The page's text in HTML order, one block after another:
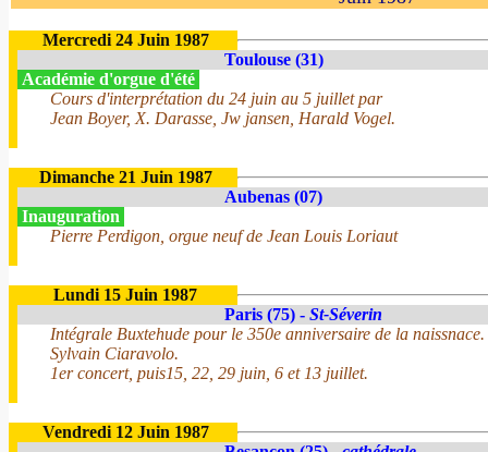
Mercredi 24 Juin 1987
Toulouse (31)
Académie d'orgue d'été
Cours d'interprétation du 24 juin au 5 juillet par
Jean Boyer, X. Darasse, Jw jansen, Harald Vogel.
Dimanche 21 Juin 1987
Aubenas (07)
Inauguration
Pierre Perdigon, orgue neuf de Jean Louis Loriaut
Lundi 15 Juin 1987
Paris (75) - St-Séverin
Intégrale Buxtehude pour le 350e anniversaire de la naissnace.
Sylvain Ciaravolo.
1er concert, puis15, 22, 29 juin, 6 et 13 juillet.
Vendredi 12 Juin 1987